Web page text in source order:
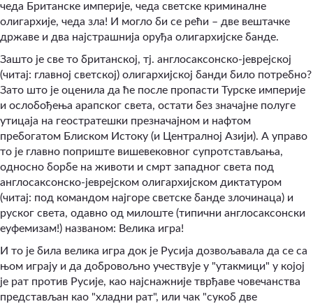
чеда Британске империје, чеда светске криминалне
олигархије, чеда зла! И могло би се рећи – две вештачке
државе и два најстрашнија оруђа олигархијске банде.
Зашто је све то британској, тј. англосаксонско-јеврејској
(читај: главној светској) олигархијској банди било потребно?
Зато што је оценила да ће после пропасти Турске империје
и ослобођења арапског света, остати без значајне полуге
утицаја на геостратешки презначајном и нафтом
пребогатом Блиском Истоку (и Централној Азији). А управо
то је главно поприште вишевековног супротстављања,
односно борбе на животи и смрт западног света под
англосаксонско-јеврејском олигархијском диктатуром
(читај: под командом најгоре светске банде злочинаца) и
руског света, одавно од милоште (типични англосаксонски
еуфемизам!) названом: Велика игра!
И то је била велика игра док је Русија дозвољавала да се са
њом играју и да добровољно учествује у "утакмици" у којој
је рат против Русије, као најснажније тврђаве човечанства
представљан као "хладни рат", или чак "сукоб две